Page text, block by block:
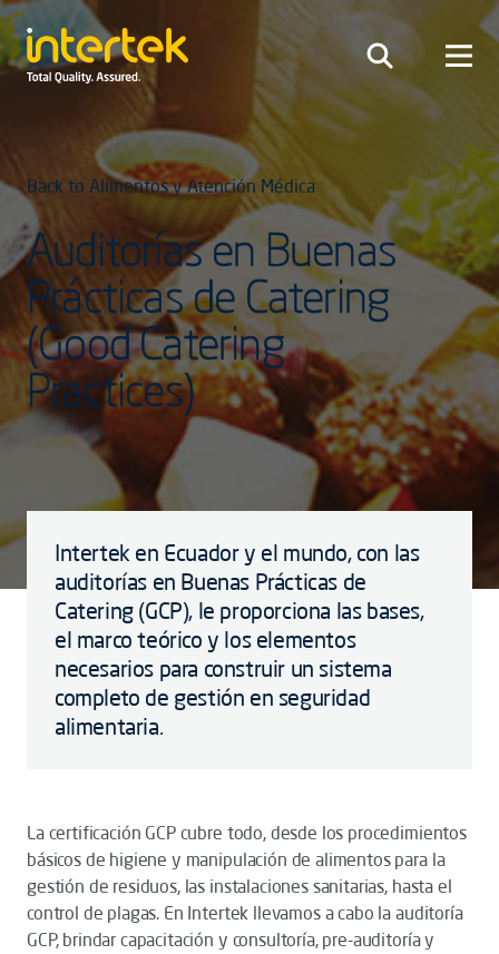
Back to Alimentos y Atención Médica
Auditorías en Buenas
Prácticas de Catering
(Good Catering
Practices)
Intertek en Ecuador y el mundo, con las
auditorías en Buenas Prácticas de
Catering (GCP), le proporciona las bases,
el marco teórico y los elementos
necesarios para construir un sistema
completo de gestión en seguridad
alimentaria.
La certificación GCP cubre todo, desde los procedimientos
básicos de higiene y manipulación de alimentos para la
gestión de residuos, las instalaciones sanitarias, hasta el
control de plagas. En Intertek llevamos a cabo la auditoría
GCP, brindar capacitación y consultoría, pre-auditoría y